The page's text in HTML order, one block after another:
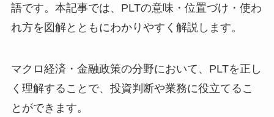
語です。本記事では、PLTの意味・位置づけ・使わ
れ方を図解とともにわかりやすく解説します。
マクロ経済・金融政策の分野において、PLTを正し
く理解することで、投資判断や業務に役立てるこ
とができます。